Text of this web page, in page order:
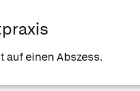
auf einen Abszess.